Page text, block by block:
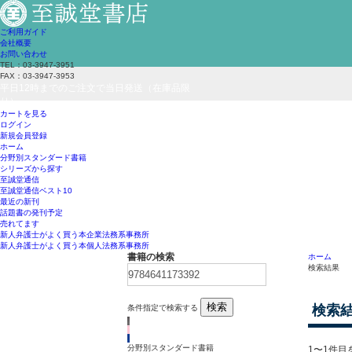
ご利用ガイド
会社概要
お問い合わせ
TEL：03-3947-3951
FAX：03-3947-3953
カートを見る
ログイン
新規会員登録
ホーム
分野別スタンダード書籍
シリーズから探す
至誠堂通信
至誠堂通信ベスト10
最近の新刊
話題書の発刊予定
売れてます
新人弁護士がよく買う本企業法務系事務所
新人弁護士がよく買う本個人法務系事務所
ホーム
検索結果
検索
1〜1件目
書籍の検索
条件指定で検索する 検索
分野別スタンダード書籍